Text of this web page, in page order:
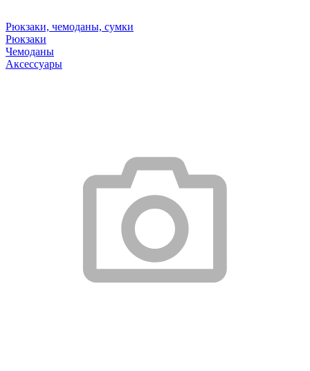
Рюкзаки, чемоданы, сумки
Рюкзаки
Чемоданы
Аксессуары